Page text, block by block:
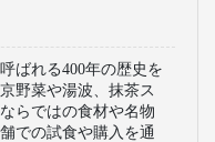
ばれる400年の歴史を
野菜や湯波、抹茶ス
らではの食材や名物
での試食や購入を通